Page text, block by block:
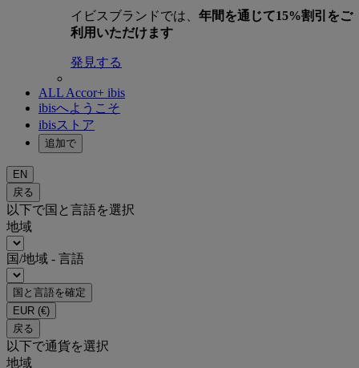
イビスブランドでは、 年間を通じて15%割引をご
利用いただけます
発見する
ALL Accor+ ibis
ibisへようこそ
ibisストア
追加で
EN
戻る
以下で国と言語を選択
地域
国/地域 - 言語
国と言語を確定
EUR (€)
戻る
以下で通貨を選択
地域